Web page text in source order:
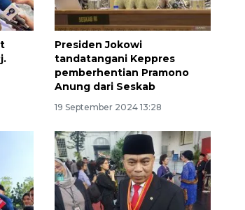
Presiden Jokowi
tandatangani Keppres
pemberhentian Pramono
Anung dari Seskab
19 September 2024 13:28